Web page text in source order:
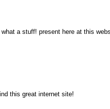
a stuff! present here at this
this great internet site!